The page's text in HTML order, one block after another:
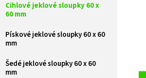
Cihlové jeklové sloupky 60 x
60 mm
Pískové jeklové sloupky 60 x 60
mm
Šedé jeklové sloupky 60 x 60
mm